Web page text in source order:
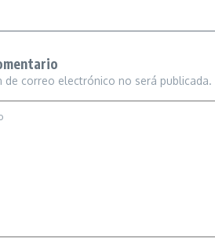
de correo electrónico no será publicada.